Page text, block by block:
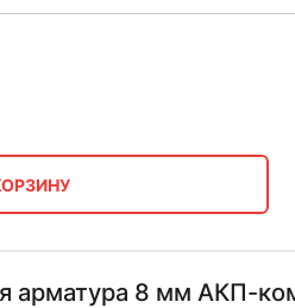
арматура 8 мм АКП-